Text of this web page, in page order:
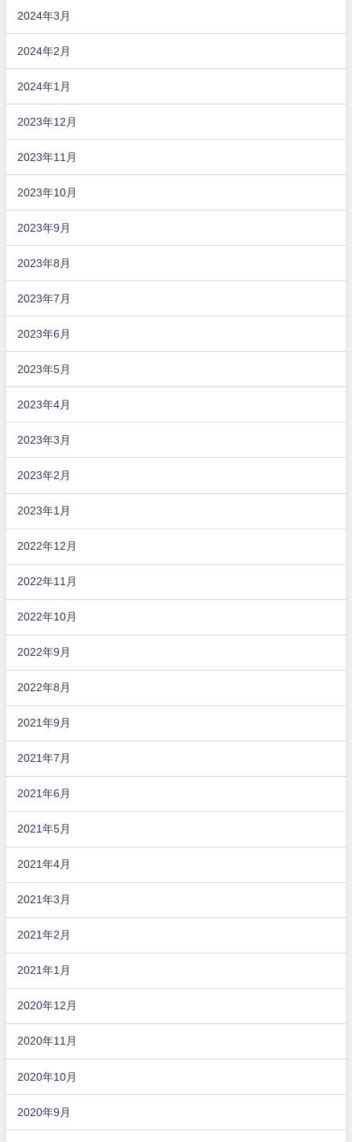
2024年3月
2024年2月
2024年1月
2023年12月
2023年11月
2023年10月
2023年9月
2023年8月
2023年7月
2023年6月
2023年5月
2023年4月
2023年3月
2023年2月
2023年1月
2022年12月
2022年11月
2022年10月
2022年9月
2022年8月
2021年9月
2021年7月
2021年6月
2021年5月
2021年4月
2021年3月
2021年2月
2021年1月
2020年12月
2020年11月
2020年10月
2020年9月